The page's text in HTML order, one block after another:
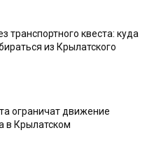
транспортного квеста: куда
из Крылатского
ограничат движение
в Крылатском